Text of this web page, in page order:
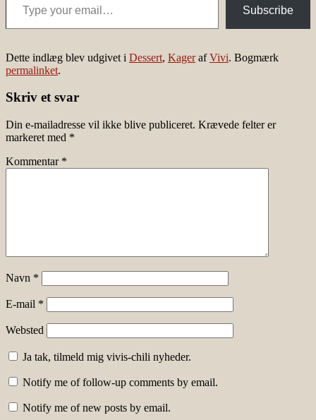
Subscribe
Dette indlæg blev udgivet i Dessert, KagerafVivi. Bogmærk
permalinket.
Skriv et svar
Din e-mailadresse vil ikke blive publiceret. Krævede felter er
markeret med *
Kommentar *
Navn *
E-mail *
Websted
Ja tak, tilmeld mig vivis-chili nyheder.
Notify me of follow-up comments by email.
Notify me of new posts by email.